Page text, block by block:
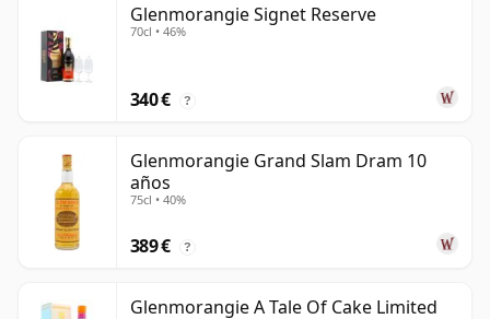
Glenmorangie Signet Reserve
70cl • 46%
340 € ?
Glenmorangie Grand Slam Dram 10
años
75cl • 40%
389 € ?
Glenmorangie A Tale Of Cake Limited